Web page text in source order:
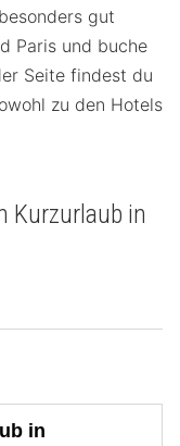
gut
Paris und buche
Seite findest du
zu den Hotels
Kurzurlaub in
in